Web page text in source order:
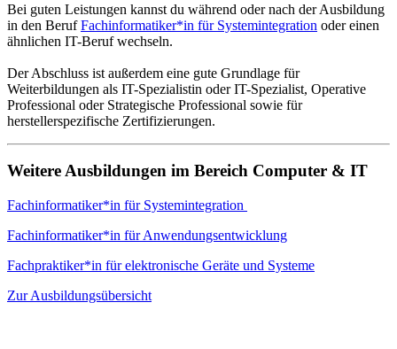
Bei guten Leistungen kannst du während oder nach der Ausbildung
in den BerufFachinformatiker*in für Systemintegration oder einen
ähnlichen IT-Beruf wechseln.
Der Abschluss ist außerdem eine gute Grundlage für
Weiterbildungen als IT-Spezialistin oder IT-Spezialist, Operative
Professional oder Strategische Professional sowie für
herstellerspezifische Zertifizierungen.
Weitere Ausbildungen im Bereich Computer & IT
Fachinformatiker*in für Systemintegration
Fachinformatiker*in für Anwendungsentwicklung
Fachpraktiker*in für elektronische Geräte und Systeme
Zur Ausbildungsübersicht